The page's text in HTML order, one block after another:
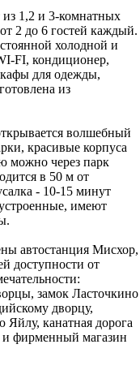
1,2 и 3-комнатных
2 до 6 гостей каждый.
холодной и
FI, кондиционер,
для одежды,
из
волшебный
красивые корпуса
можно через парк
в 50 м от
- 10-15 минут
имеют
автостанция Мисхор,
доступности от
замок Ласточкино
дворцу,
канатная дорога
фирменный магазин